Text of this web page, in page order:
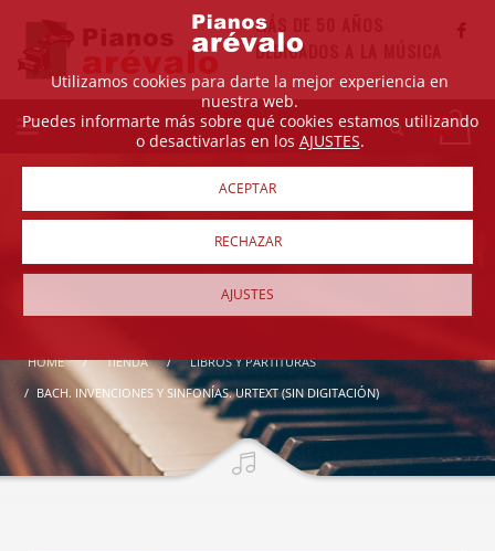
MÁS DE 50 AÑOS
DEDICADOS A LA MÚSICA
HOME TIENDA
LIBROS Y PARTITURAS
BACH. INVENCIONES Y SINFONÍAS. URTEXT (SIN DIGITACIÓN)
Utilizamos cookies para darte la mejor experiencia en
nuestra web.
Puedes informarte más sobre qué cookies estamos utilizando
o desactivarlas en los AJUSTES.
ACEPTAR
RECHAZAR
AJUSTES